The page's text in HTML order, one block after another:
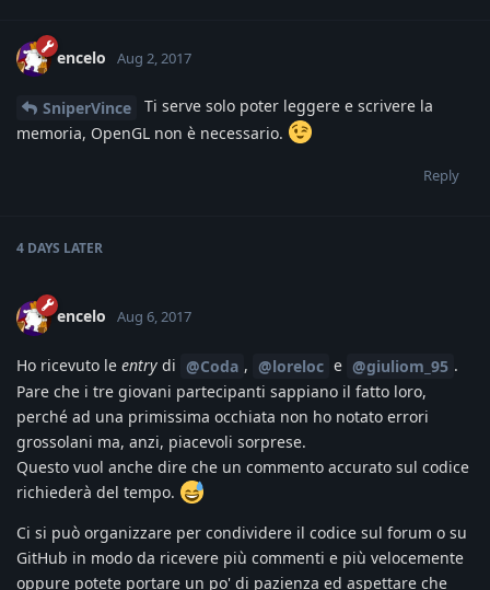
encelo Aug 2, 2017
SniperVince
Ti serve solo poter leggere e scrivere la
memoria, OpenGL non è necessario.
Reply
4 DAYS LATER
encelo Aug 6, 2017
Ho ricevuto le entry di @Coda , @loreloc e @giuliom_95 .
Pare che i tre giovani partecipanti sappiano il fatto loro,
perché ad una primissima occhiata non ho notato errori
grossolani ma, anzi, piacevoli sorprese.
Questo vuol anche dire che un commento accurato sul codice
richiederà del tempo.
Ci si può organizzare per condividere il codice sul forum o su
GitHub in modo da ricevere più commenti e più velocemente
oppure potete portare un po' di pazienza ed aspettare che